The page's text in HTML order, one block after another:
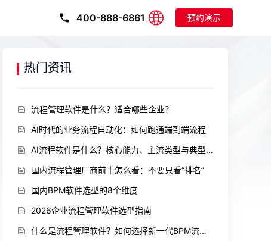
400-888-6861 预约演示
热门资讯
流程管理软件是什么？适合哪些企业？
AI时代的业务流程自动化：如何跑通端到端流程
AI流程软件是什么？核心能力、主流类型与典型场景
国内流程管理厂商前十怎么看：不要只看“排名”
国内BPM软件选型的8个维度
2026企业流程管理软件选型指南
什么是流程管理软件？如何选择新一代BPM流程管理软件